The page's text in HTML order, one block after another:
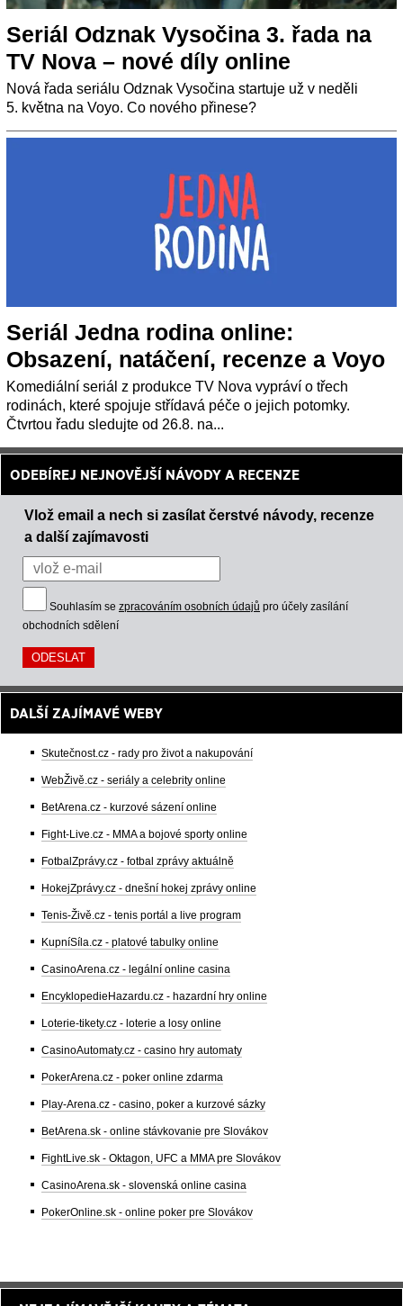
Seriál Odznak Vysočina 3. řada na
TV Nova – nové díly online
Nová řada seriálu Odznak Vysočina startuje už v neděli
5. května na Voyo. Co nového přinese?
Seriál Jedna rodina online:
Obsazení, natáčení, recenze a Voyo
Komediální seriál z produkce TV Nova vypráví o třech
rodinách, které spojuje střídavá péče o jejich potomky.
Čtvrtou řadu sledujte od 26.8. na...
ODEBÍREJ NEJNOVĚJŠÍ NÁVODY A RECENZE
Vlož email a nech si zasílat čerstvé návody, recenze
a další zajímavosti
Souhlasím se zpracováním osobních údajů pro účely zasílání
obchodních sdělení
DALŠÍ ZAJÍMAVÉ WEBY
Skutečnost.cz - rady pro život a nakupování
WebŽivě.cz - seriály a celebrity online
BetArena.cz - kurzové sázení online
Fight-Live.cz - MMA a bojové sporty online
FotbalZprávy.cz - fotbal zprávy aktuálně
HokejZprávy.cz - dnešní hokej zprávy online
Tenis-Živě.cz - tenis portál a live program
KupníSíla.cz - platové tabulky online
CasinoArena.cz - legální online casina
EncyklopedieHazardu.cz - hazardní hry online
Loterie-tikety.cz - loterie a losy online
CasinoAutomaty.cz - casino hry automaty
PokerArena.cz - poker online zdarma
Play-Arena.cz - casino, poker a kurzové sázky
BetArena.sk - online stávkovanie pre Slovákov
FightLive.sk - Oktagon, UFC a MMA pre Slovákov
CasinoArena.sk - slovenská online casina
PokerOnline.sk - online poker pre Slovákov